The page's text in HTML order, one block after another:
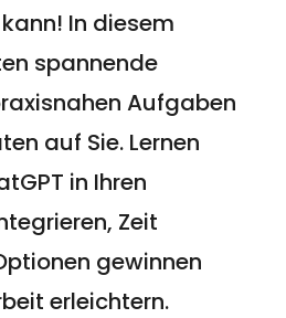
In diesem
spannende
Aufgaben
auf Sie. Lernen
in Ihren
Zeit
gewinnen
erleichtern.